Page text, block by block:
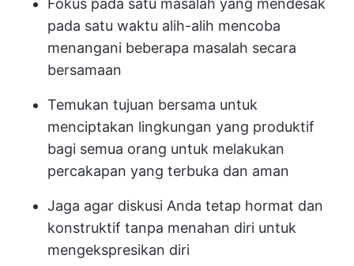
Fokus pada satu masalah yang mendesak
pada satu waktu alih-alih mencoba
menangani beberapa masalah secara
bersamaan
Temukan tujuan bersama untuk
menciptakan lingkungan yang produktif
bagi semua orang untuk melakukan
percakapan yang terbuka dan aman
Jaga agar diskusi Anda tetap hormat dan
konstruktif tanpa menahan diri untuk
mengekspresikan diri